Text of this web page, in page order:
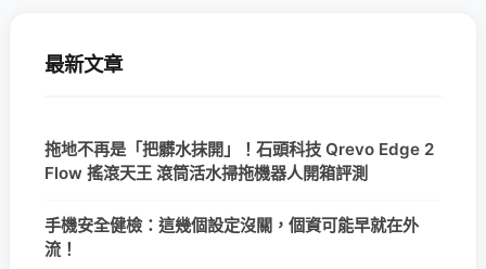
最新文章
拖地不再是「把髒水抹開」！石頭科技 Qrevo Edge 2
Flow 搖滾天王 滾筒活水掃拖機器人開箱評測
手機安全健檢：這幾個設定沒關，個資可能早就在外
流！